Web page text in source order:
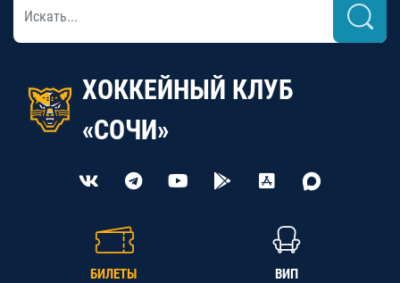
ХОККЕЙНЫЙ КЛУБ
«СОЧИ»
БИЛЕТЫ ВИП